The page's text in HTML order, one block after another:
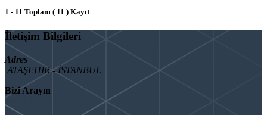
1 - 11 Toplam ( 11 ) Kayıt
İletişim Bilgileri
Adres
ATAŞEHİR - İSTANBUL
Bizi Arayın